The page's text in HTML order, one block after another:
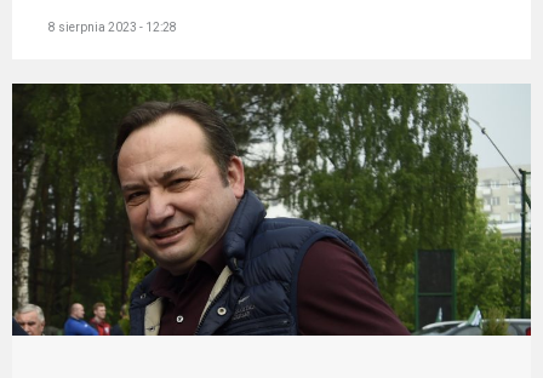
8 sierpnia 2023 - 12:28